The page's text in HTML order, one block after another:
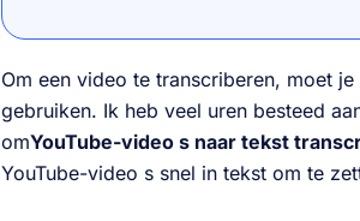
Om een video te transcriberen, moet
gebruiken. Ik heb veel uren besteed
omYouTube-video s naar tekst
YouTube-video s snel in tekst om te